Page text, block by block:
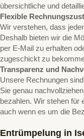
übersichtliche und
Flexible
Wir verstehen, dass
Deshalb bieten wir die
per E-Mail zu erhalten
zugeschickt zu
Transparenz und
Unsere Rechnungen
Sie genau
bezahlen. Wir stehen für
auch wenn es um die
Entrümpelung in